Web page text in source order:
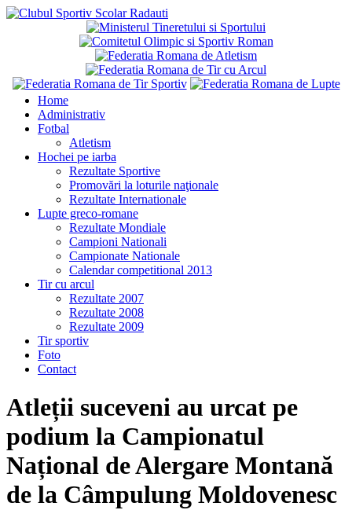
Home
Administrativ
Fotbal
Atletism
Hochei pe iarba
Rezultate Sportive
Promovări la loturile naţionale
Rezultate Internationale
Lupte greco-romane
Rezultate Mondiale
Campioni Nationali
Campionate Nationale
Calendar competitional 2013
Tir cu arcul
Rezultate 2007
Rezultate 2008
Rezultate 2009
Tir sportiv
Foto
Contact
Atleții suceveni au urcat pe
podium la Campionatul
Național de Alergare Montană
de la Câmpulung Moldovenesc